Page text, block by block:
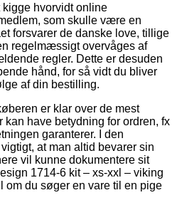
hvorvidt online
som skulle være en
forsvarer de danske love, tillige
regelmæssigt overvåges af
regler. Dette er desuden
hånd, for så vidt du bliver
af din bestilling.
er klar over de mest
have betydning for ordren, fx
garanterer. I den
at man altid bevarer sin
vil kunne dokumentere sit
1714-6 kit – xs-xxl – viking
om du søger en vare til en pige